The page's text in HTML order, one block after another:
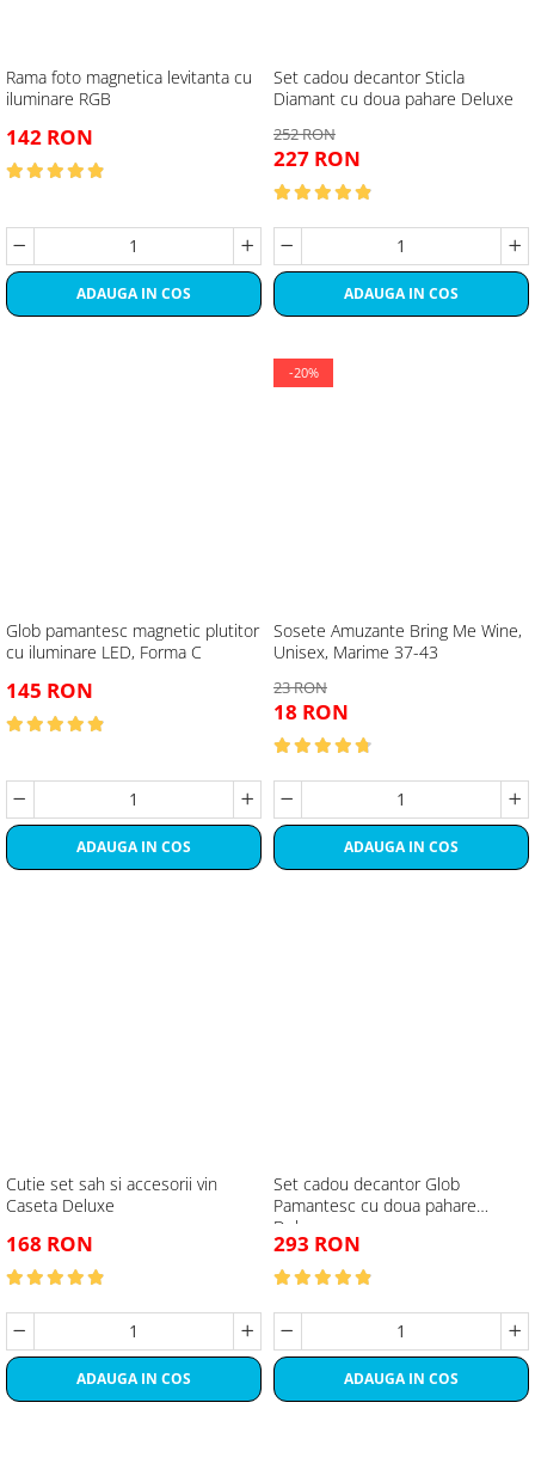
Rama foto magnetica levitanta cu
iluminare RGB
142 RON
ADAUGA IN COS
Set cadou decantor Sticla
Diamant cu doua pahare Deluxe
252 RON
227 RON
ADAUGA IN COS
Glob pamantesc magnetic plutitor
cu iluminare LED, Forma C
145 RON
ADAUGA IN COS
-20%
Sosete Amuzante Bring Me Wine,
Unisex, Marime 37-43
23 RON
18 RON
ADAUGA IN COS
Cutie set sah si accesorii vin
Caseta Deluxe
168 RON
ADAUGA IN COS
Set cadou decantor Glob
Pamantesc cu doua pahare
Deluxe
293 RON
ADAUGA IN COS